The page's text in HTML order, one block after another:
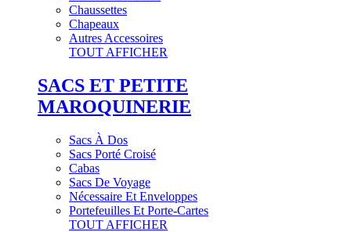
Chaussettes
Chapeaux
Autres Accessoires
TOUT AFFICHER
SACS ET PETITE
MAROQUINERIE
Sacs À Dos
Sacs Porté Croisé
Cabas
Sacs De Voyage
Nécessaire Et Enveloppes
Portefeuilles Et Porte-Cartes
TOUT AFFICHER